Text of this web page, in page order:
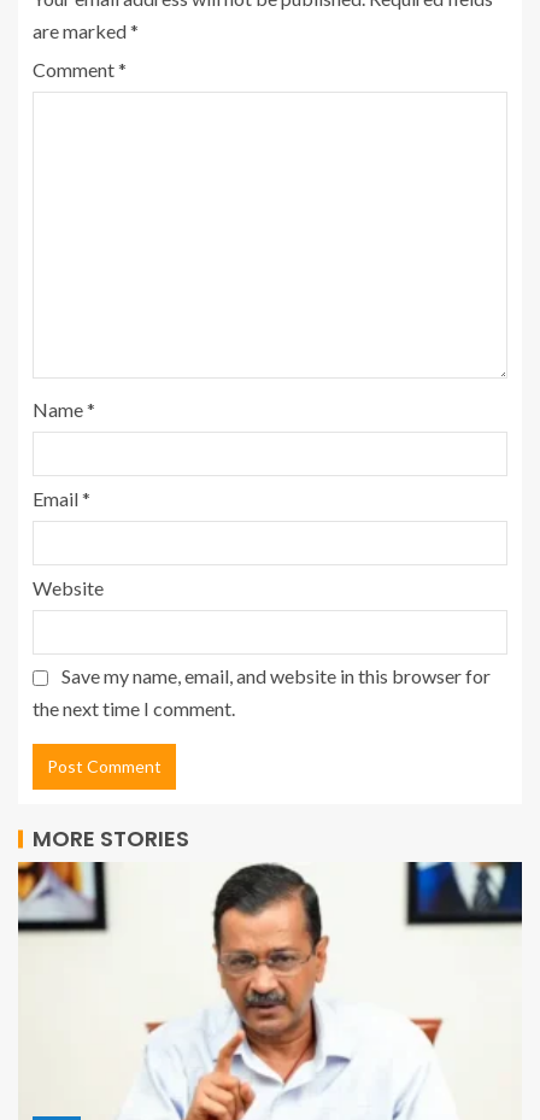
are marked*
Comment*
Name*
Email*
Website
Save my name, email, and website in this browser for
the next time I comment.
MORE STORIES